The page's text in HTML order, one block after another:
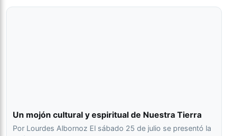
Un mojón cultural y espiritual de Nuestra Tierra
Por Lourdes Albornoz El sábado 25 de julio se presentó la